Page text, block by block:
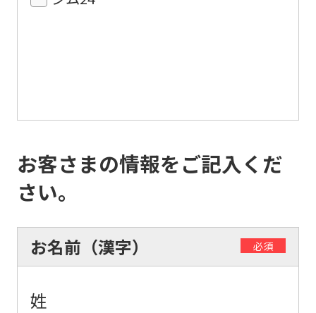
お客さまの情報をご記入くだ
さい。
お名前（漢字） 必須
姓